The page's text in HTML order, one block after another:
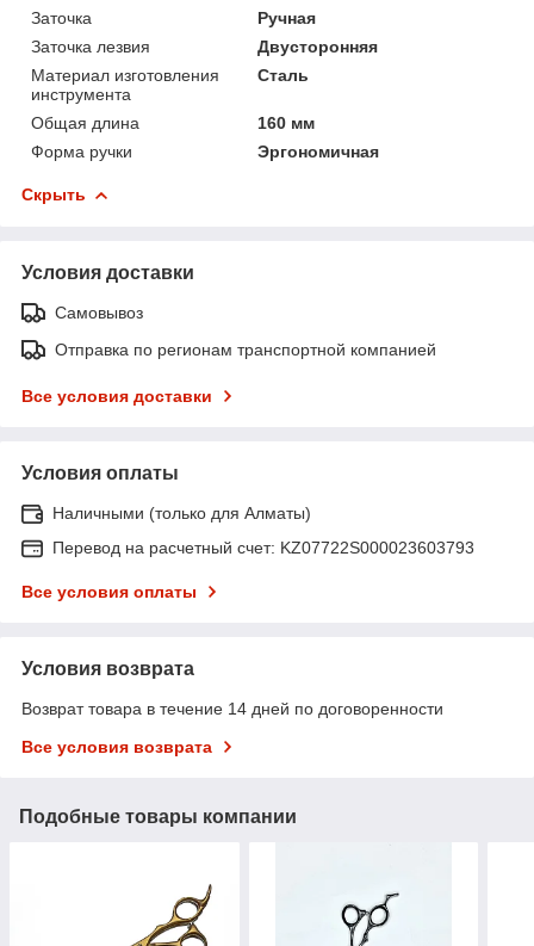
Заточка
Ручная
Заточка лезвия
Двусторонняя
Материал изготовления
инструмента
Сталь
Общая длина
160 мм
Форма ручки
Эргономичная
Скрыть
Условия доставки
Самовывоз
Отправка по регионам транспортной компанией
Все условия доставки
Условия оплаты
Наличными (только для Алматы)
Перевод на расчетный счет: KZ07722S000023603793
Все условия оплаты
Условия возврата
Возврат товара в течение 14 дней по договоренности
Все условия возврата
Подобные товары компании